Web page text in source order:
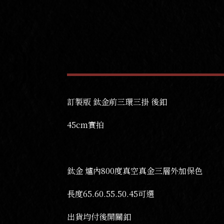
訂製版 鈦金前三環三掛 後釦
45cm實拍
鈦金 爐內800度真空真金三層外加保色
長度65.60.55.50.45可選
出貨均付後開關釦